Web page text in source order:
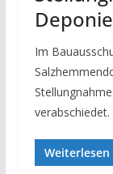
Im
Weiterlesen